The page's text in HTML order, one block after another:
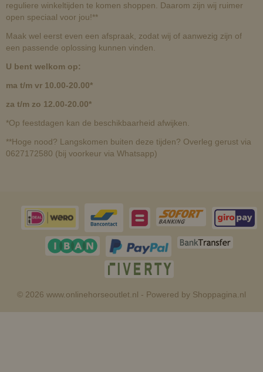
reguliere winkeltijden te komen shoppen. Daarom zijn wij ruimer
open speciaal voor jou!**
Maak wel eerst even een afspraak, zodat wij of aanwezig zijn of
een passende oplossing kunnen vinden.
U bent welkom op:
ma t/m vr 10.00-20.00*
za t/m zo 12.00-20.00*
*Op feestdagen kan de beschikbaarheid afwijken.
**Hoge nood? Langskomen buiten deze tijden? Overleg gerust via
0627172580 (bij voorkeur via Whatsapp)
© 2026 www.onlinehorseoutlet.nl - Powered by Shoppagina.nl